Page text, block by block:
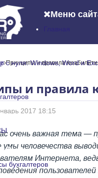
Меню
с нуля: Windows, Word и
с нуля: Windows,
бухгалтеров
Принципы и правила
и правила
2017 18:15
очень важная тема —
человечества
Интернета,